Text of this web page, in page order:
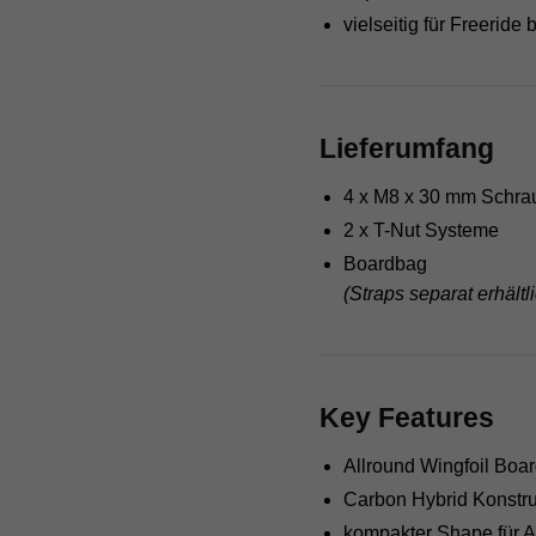
vielseitig für Freeride
Lieferumfang
4 x M8 x 30 mm
2 x T-Nut Systeme
Boardbag
(Straps separat
Key Features
Allround Wingfoil
Carbon Hybrid